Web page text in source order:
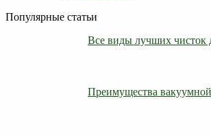
Популярные статьи
Все виды лучших чисток
Преимущества